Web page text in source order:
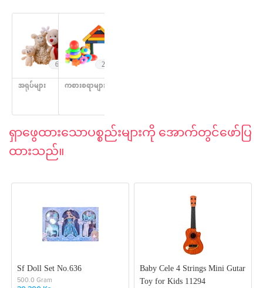
663
အရုပ်များ
202
ကစားစရာများ
ရှာ​ဖွေထား​​​သောပစ္စည်းများကို ​အောက်တွင်ဖော်ပြ
ထားသည်။
Sf Doll Set No.636
500.0 Gram
Baby Cele 4 Strings Mini Gutar
Toy for Kids 11294